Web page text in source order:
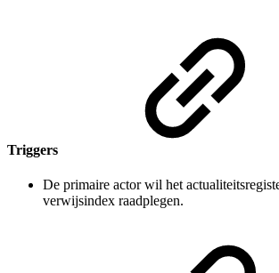
Triggers
De primaire actor wil het
verwijsindex raadplegen.